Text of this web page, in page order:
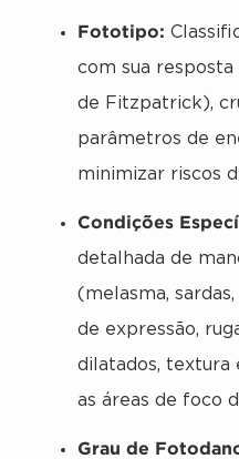
Fototipo:
com sua resposta
de Fitzpatrick),
parâmetros de
minimizar riscos
Condições
detalhada de
(melasma,
de expressão,
dilatados, textura
as áreas de foco
Grau de